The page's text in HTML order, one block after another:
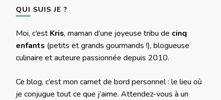
QUI SUIS JE ?
Moi, c’est Kris, maman d’une joyeuse tribu de cinq
enfants (petits et grands gourmands !), blogueuse
culinaire et auteure passionnée depuis 2010.
Ce blog, c’est mon carnet de bord personnel : le lieu où
je conjugue tout ce que j’aime. Attendez-vous à un